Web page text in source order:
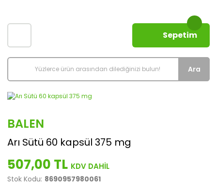
Ara
Sepetim
BALEN
Arı Sütü 60 kapsül 375 mg
507,00 TL
Stok Kodu: 8690957980061